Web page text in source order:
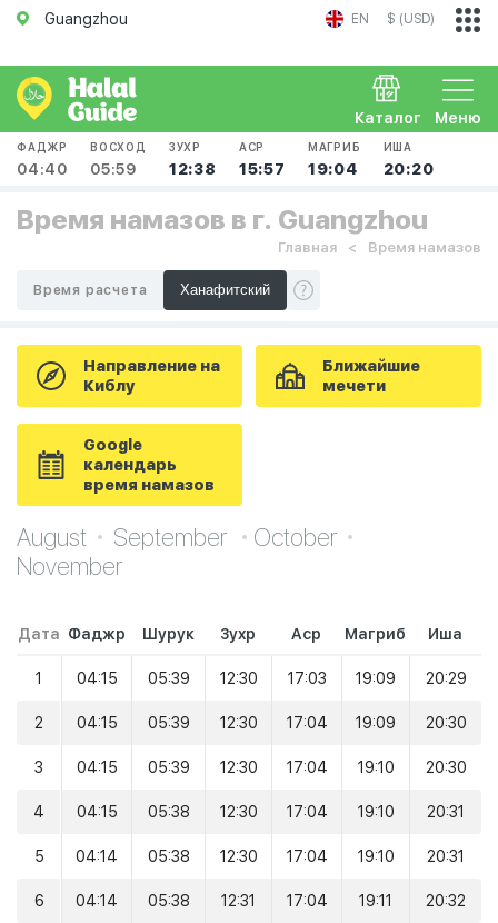
Guangzhou EN $ (USD)
Меню
Каталог
ФАДЖР
04:40
ВОСХОД
05:59
ЗУХР
12:38
АСР
15:57
МАГРИБ
19:04
ИША
20:20
Время намазов в г. Guangzhou
Главная Время намазов
Время расчета
Направление на
Киблу
Ближайшие
мечети
Google
календарь
время намазов
August September
October
November
Дата Фаджр Шурук Зухр Аср Магриб Иша
1 04:15 05:39 12:30 17:03 19:09 20:29
2 04:15 05:39 12:30 17:04 19:09 20:30
3 04:15 05:39 12:30 17:04 19:10 20:30
4 04:15 05:38 12:30 17:04 19:10 20:31
5 04:14 05:38 12:30 17:04 19:10 20:31
6 04:14 05:38 12:31 17:04 19:11 20:32